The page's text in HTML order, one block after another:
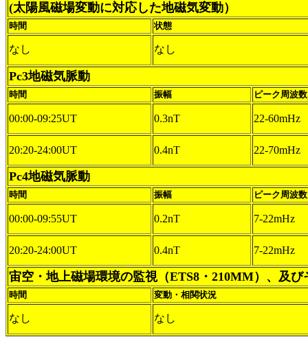
(太陽風磁場変動に対応した地磁気変動）
時間 状態
なし なし
Pc3地磁気脈動
時間 振幅 ピーク周波数
00:00-09:25UT 0.3nT 22-60mHz
20:20-24:00UT 0.4nT 22-70mHz
Pc4地磁気脈動
時間 振幅 ピーク周波数
00:00-09:55UT 0.2nT 7-22mHz
20:20-24:00UT 0.4nT 7-22mHz
宙空・地上磁場環境の監視（ETS8・210MM）、及び
時間 変動・相関状況
なし なし